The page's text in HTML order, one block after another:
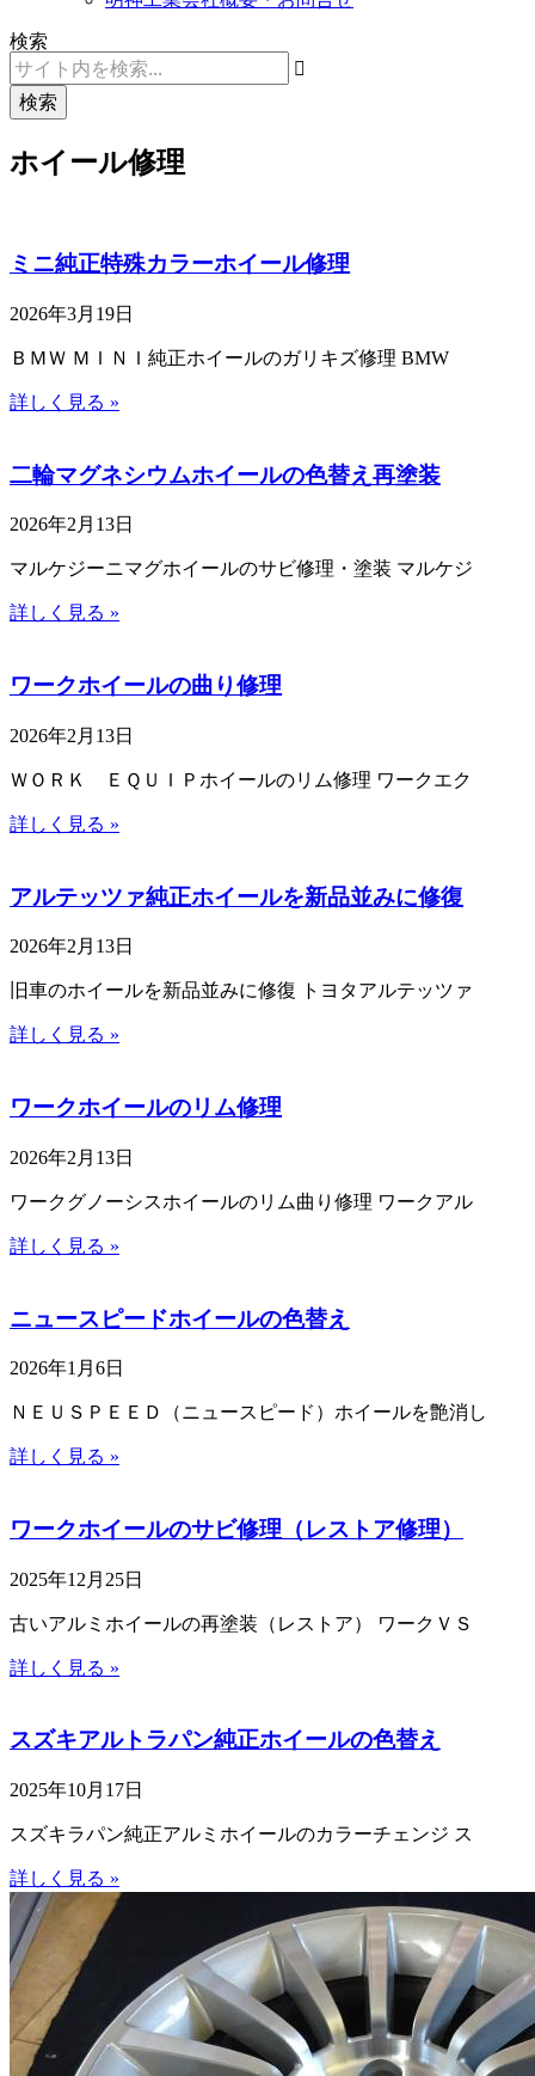
検索
検索
ホイール修理
ミニ純正特殊カラーホイール修理
2026年3月19日
ＢＭＷ ＭＩＮＩ純正ホイールのガリキズ修理 BMW
詳しく見る »
二輪マグネシウムホイールの色替え再塗装
2026年2月13日
マルケジーニマグホイールのサビ修理・塗装 マルケジ
詳しく見る »
ワークホイールの曲り修理
2026年2月13日
ＷＯＲＫ ＥＱＵＩＰホイールのリム修理 ワークエク
詳しく見る »
アルテッツァ純正ホイールを新品並みに修復
2026年2月13日
旧車のホイールを新品並みに修復 トヨタアルテッツァ
詳しく見る »
ワークホイールのリム修理
2026年2月13日
ワークグノーシスホイールのリム曲り修理 ワークアル
詳しく見る »
ニュースピードホイールの色替え
2026年1月6日
ＮＥＵＳＰＥＥＤ（ニュースピード）ホイールを艶消し
詳しく見る »
ワークホイールのサビ修理（レストア修理）
2025年12月25日
古いアルミホイールの再塗装（レストア） ワークＶＳ
詳しく見る »
スズキアルトラパン純正ホイールの色替え
2025年10月17日
スズキラパン純正アルミホイールのカラーチェンジ ス
詳しく見る »